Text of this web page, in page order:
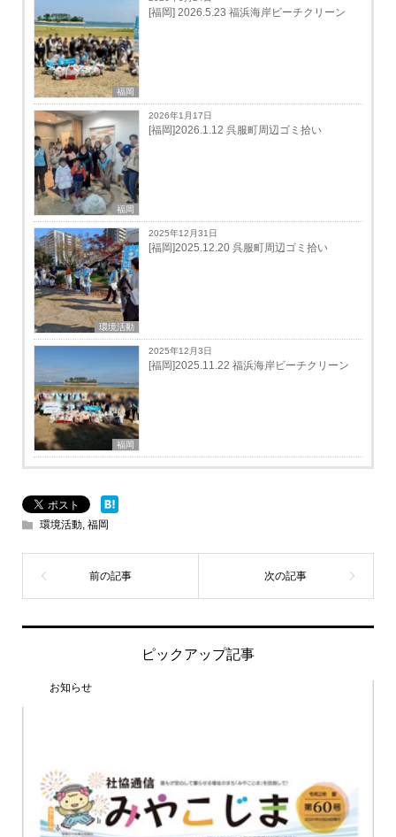
福岡
[福岡] 2026.5.23 福浜海岸ビーチクリーン
福岡
2026年1月17日
[福岡]2026.1.12 呉服町周辺ゴミ拾い
環境活動
2025年12月31日
[福岡]2025.12.20 呉服町周辺ゴミ拾い
福岡
2025年12月3日
[福岡]2025.11.22 福浜海岸ビーチクリーン
環境活動, 福岡
ピックアップ記事
お知らせ